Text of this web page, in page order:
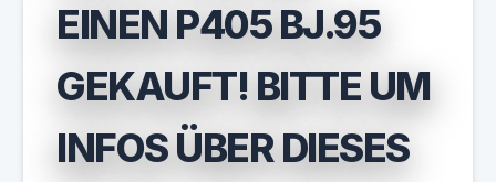
EINEN P405 BJ.95
GEKAUFT! BITTE UM
INFOS ÜBER DIESES